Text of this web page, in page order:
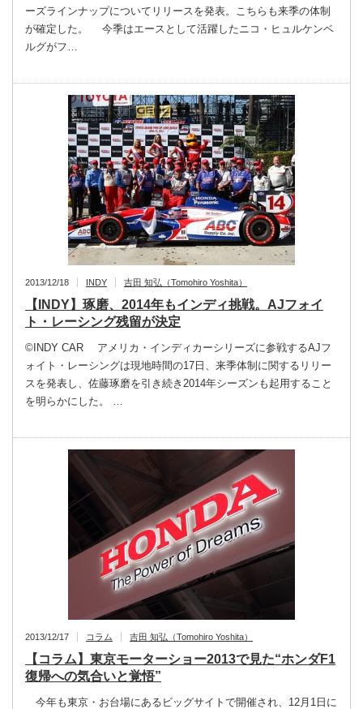
ーズラインナップについてリリースを発表。こちらも来季の体制
が確定した。 今季はエースとして活躍したニコ・ヒュルケンベ
ルグがフ…
2013/12/18 INDY 吉田 知弘（Tomohiro Yoshita）
【INDY】琢磨、2014年もインディ挑戦。AJフォイ
ト・レーシング残留が決定
©INDY CAR アメリカ・インディカーシリーズに参戦するAJフ
ォイト・レーシングは現地時間の17日、来季体制に関するリリー
スを発表し、佐藤琢磨を引き続き2014年シーズンも起用すること
を明らかにした。 …
2013/12/17 コラム 吉田 知弘（Tomohiro Yoshita）
【コラム】東京モーターショー2013で見た“ホンダF1
復帰への気合いと覚悟”
今年も東京・お台場にあるビッグサイトで開催され、12月1日に